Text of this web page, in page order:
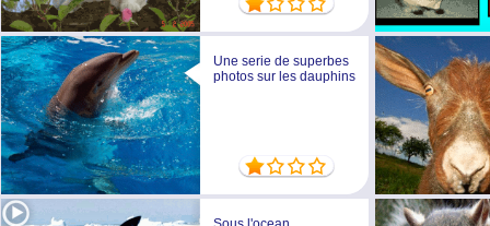
Une serie de superbes
photos sur les dauphins